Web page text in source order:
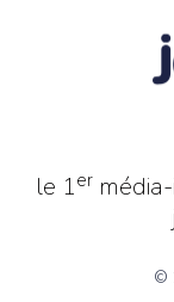
le 1er
©